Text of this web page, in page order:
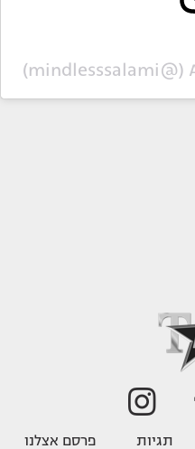
תגיות פרסם אצלנו